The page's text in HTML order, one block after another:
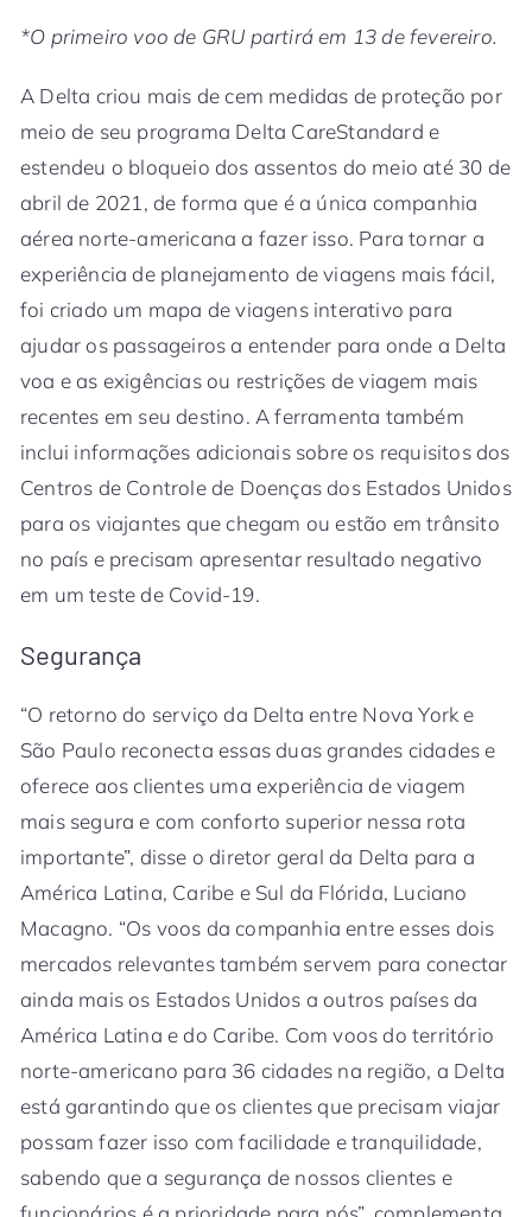
*O primeiro voo de GRU partirá em 13 de fevereiro.
A Delta criou mais de cem medidas de proteção por
meio de seu programa Delta CareStandard e
estendeu o bloqueio dos assentos do meio até 30 de
abril de 2021, de forma que é a única companhia
aérea norte-americana a fazer isso. Para tornar a
experiência de planejamento de viagens mais fácil,
foi criado um mapa de viagens interativo para
ajudar os passageiros a entender para onde a Delta
voa e as exigências ou restrições de viagem mais
recentes em seu destino. A ferramenta também
inclui informações adicionais sobre os requisitos dos
Centros de Controle de Doenças dos Estados Unidos
para os viajantes que chegam ou estão em trânsito
no país e precisam apresentar resultado negativo
em um teste de Covid-19.
Segurança
“O retorno do serviço da Delta entre Nova York e
São Paulo reconecta essas duas grandes cidades e
oferece aos clientes uma experiência de viagem
mais segura e com conforto superior nessa rota
importante”, disse o diretor geral da Delta para a
América Latina, Caribe e Sul da Flórida, Luciano
Macagno. “Os voos da companhia entre esses dois
mercados relevantes também servem para conectar
ainda mais os Estados Unidos a outros países da
América Latina e do Caribe. Com voos do território
norte-americano para 36 cidades na região, a Delta
está garantindo que os clientes que precisam viajar
possam fazer isso com facilidade e tranquilidade,
sabendo que a segurança de nossos clientes e